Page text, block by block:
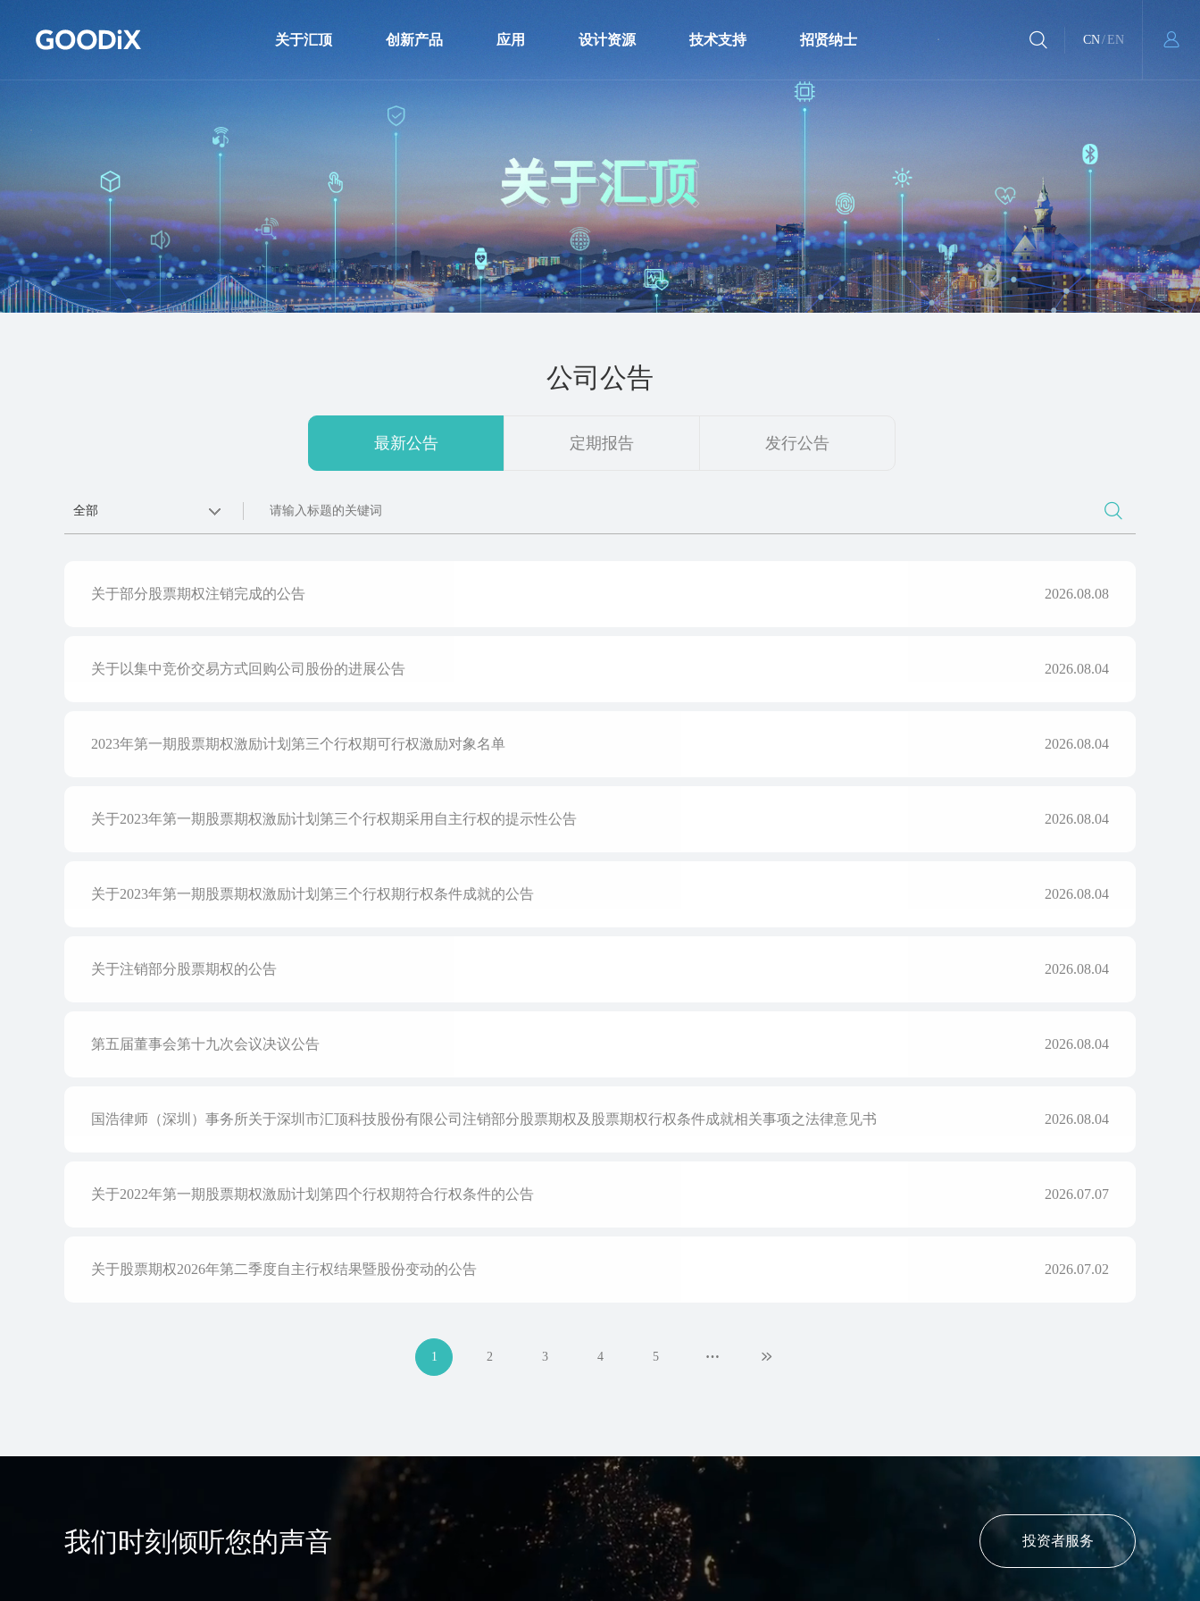
关于汇顶
新闻发布室
投资者关系
联系我们
创新产品
传感器
音频
安全
NFC产品
应用
AIoT
汽车电子
设计资源
软件资源
文档中心
技术支持
产品安全通告
招贤纳士
工作在汇顶
CN/EN
公司公告
最新公告 定期报告 发行公告
关于部分股票期权注销完成的公告 2026.08.08
关于以集中竞价交易方式回购公司股份的进展公告 2026.08.04
2023年第一期股票期权激励计划第三个行权期可行权激励对象名单 2026.08.04
关于2023年第一期股票期权激励计划第三个行权期采用自主行权的提示性公告 2026.08.04
关于2023年第一期股票期权激励计划第三个行权期行权条件成就的公告 2026.08.04
关于注销部分股票期权的公告 2026.08.04
第五届董事会第十九次会议决议公告 2026.08.04
国浩律师（深圳）事务所关于深圳市汇顶科技股份有限公司注销部分股票期权及股票期权行权条件成就相关事项之法律意见书 2026.08.04
关于2022年第一期股票期权激励计划第四个行权期符合行权条件的公告 2026.07.07
关于股票期权2026年第二季度自主行权结果暨股份变动的公告 2026.07.02
1 2 3 4 5 …
我们时刻倾听您的声音 投资者服务